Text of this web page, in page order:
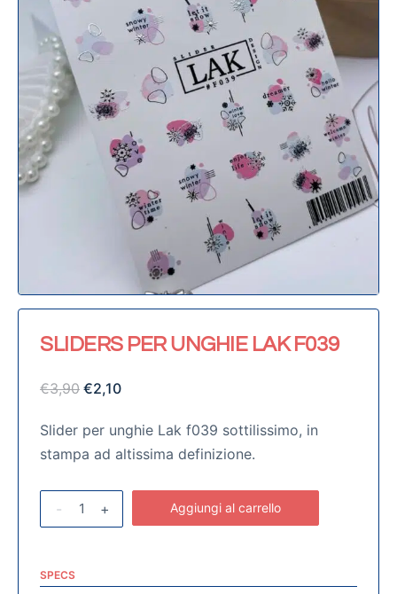
SLIDERS PER UNGHIE LAK F039
€3,90 €2,10
Slider per unghie Lak f039 sottilissimo, in
stampa ad altissima definizione.
- + Aggiungi al carrello
SPECS